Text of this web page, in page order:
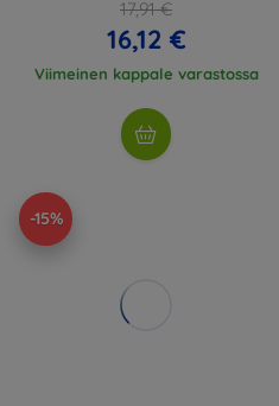
17,91 €
16,12 €
Viimeinen kappale varastossa
-15%